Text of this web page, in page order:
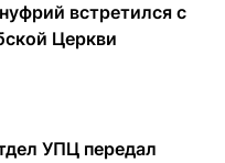
встретился с
Церкви
УПЦ передал